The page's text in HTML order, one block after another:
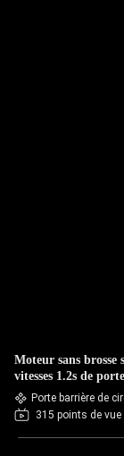
Moteur sans brosse
vitesses 1.2s de
Porte barrière de
315 points de vue